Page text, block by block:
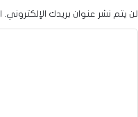
لن يتم نشر عنوان بريدك الإلكتروني.